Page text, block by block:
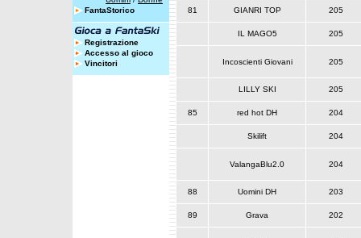
FantaStorico
Registrazione
Accesso al gioco
Vincitori
81 GIANRI TOP 205
IL MAGO5 205
Incoscienti Giovani 205
LILLY SKI 205
85 red hot DH 204
Skilift 204
ValangaBlu2.0 204
88 Uomini DH 203
89 Grava 202